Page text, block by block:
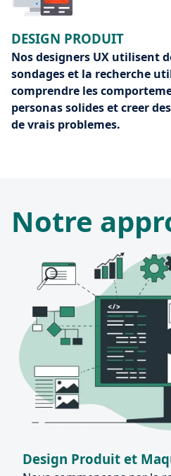
DESIGN PRODUIT
Nos designers UX utilisent
sondages et la recherche
comprendre les
personas solides et creer
de vrais problemes.
Notre
Design Produit et